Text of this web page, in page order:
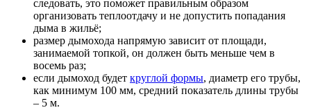
следовать, это поможет правильным образом
организовать теплоотдачу и не допустить попадания
дыма в жильё;
размер дымохода напрямую зависит от площади,
занимаемой топкой, он должен быть меньше чем в
восемь раз;
если дымоход будет круглой формы, диаметр его трубы,
как минимум 100 мм, средний показатель длины трубы
– 5 м.